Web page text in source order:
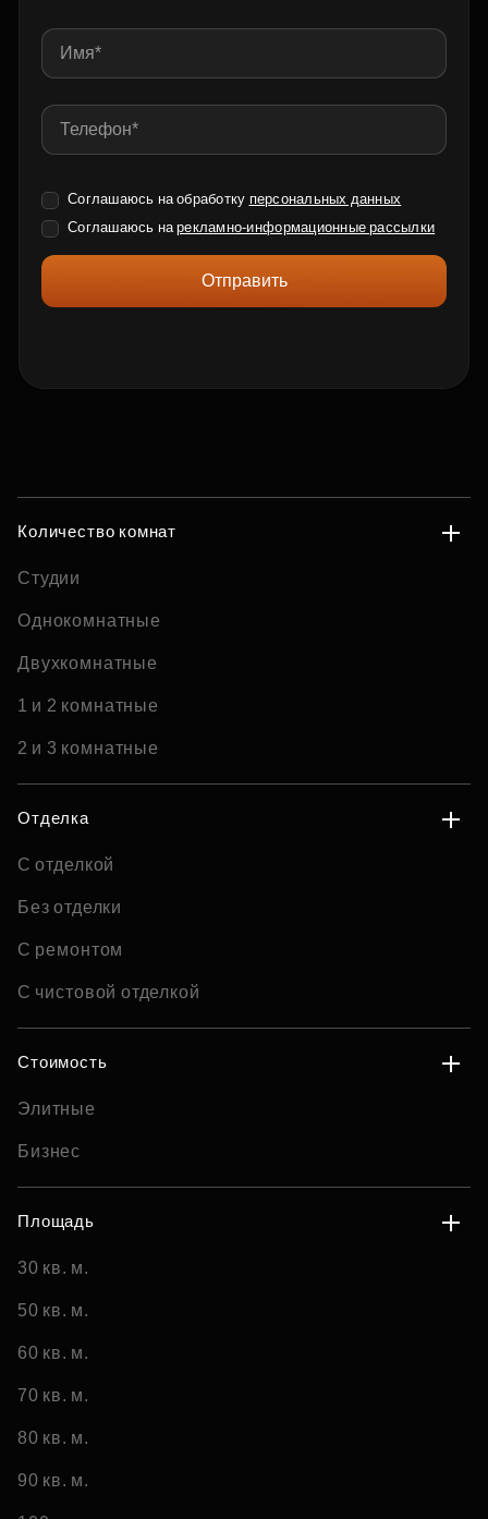
Соглашаюсь на обработку персональных данных
Соглашаюсь нарекламно-информационные рассылки
Отправить
Количество комнат
Студии
Однокомнатные
Двухкомнатные
1 и 2 комнатные
2 и 3 комнатные
Отделка
С отделкой
Без отделки
С ремонтом
С чистовой отделкой
Стоимость
Элитные
Бизнес
Площадь
30 кв. м.
50 кв. м.
60 кв. м.
70 кв. м.
80 кв. м.
90 кв. м.